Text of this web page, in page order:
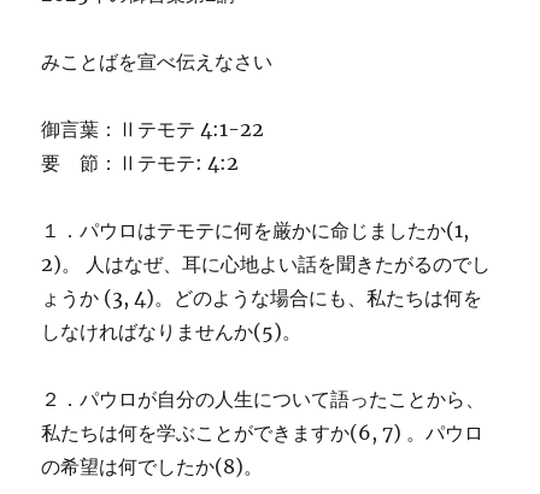
講
みことばを宣べ伝えなさい
御言葉：Ⅱテモテ 4:1-22
要 節：Ⅱテモテ: 4:2
１．パウロはテモテに何を厳かに命じましたか(1,
2)。 人はなぜ、耳に心地よい話を聞きたがるのでし
ょうか (3, 4)。どのような場合にも、私たちは何を
しなければなりませんか(5)。
２．パウロが自分の人生について語ったことから、
私たちは何を学ぶことができますか(6, 7) 。パウロ
の希望は何でしたか(8)。